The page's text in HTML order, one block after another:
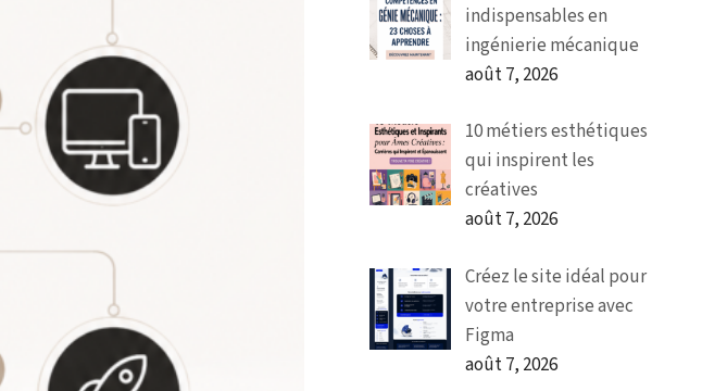
indispensables en
ingénierie mécanique
août 7, 2026
10 métiers esthétiques
qui inspirent les
créatives
août 7, 2026
Créez le site idéal pour
votre entreprise avec
Figma
août 7, 2026